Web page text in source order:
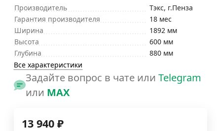
Производитель
Тэкс, г.Пенза
Гарантия производителя
18 мес
Ширина
1892 мм
Высота
600 мм
Глубина
880 мм
Все характеристики
Задайте вопрос в чате или Telegram
или MAX
13 940 ₽